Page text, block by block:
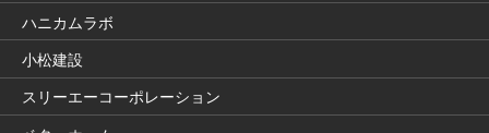
ハニカムラボ
小松建設
スリーエーコーポレーション